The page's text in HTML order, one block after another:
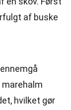
af buske
hvilket gør